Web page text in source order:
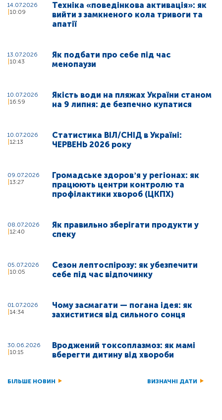
14.07.2026
10:09
Техніка «поведінкова активація»: як
вийти з замкненого кола тривоги та
апатії
13.07.2026
10:43
Як подбати про себе під час
менопаузи
10.07.2026
16:59
Якість води на пляжах України станом
на 9 липня: де безпечно купатися
10.07.2026
12:13
Статистика ВІЛ/СНІД в Україні:
ЧЕРВЕНЬ 2026 року
09.07.2026
13:27
Громадське здоровʼя у регіонах: як
працюють центри контролю та
профілактики хвороб (ЦКПХ)
08.07.2026
12:40
Як правильно зберігати продукти у
спеку
05.07.2026
10:05
Сезон лептоспірозу: як убезпечити
себе під час відпочинку
01.07.2026
14:34
Чому засмагати — погана ідея: як
захиститися від сильного сонця
30.06.2026
10:15
Вроджений токсоплазмоз: як мамі
вберегти дитину від хвороби
БІЛЬШЕ НОВИН ВИЗНАЧНІ ДАТИ